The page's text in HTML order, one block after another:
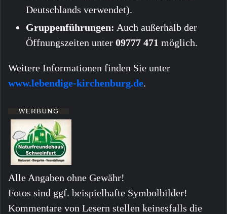
Deutschlands verwendet).
Gruppenführungen: Auch außerhalb der
Öffnungszeiten unter 09777 471 möglich.
Weitere Informationen finden Sie unter
www.lebendige-kirchenburg.de.
Alle Angaben ohne Gewähr!
Fotos sind ggf. beispielhafte Symbolbilder!
Kommentare von Lesern stellen keinesfalls die